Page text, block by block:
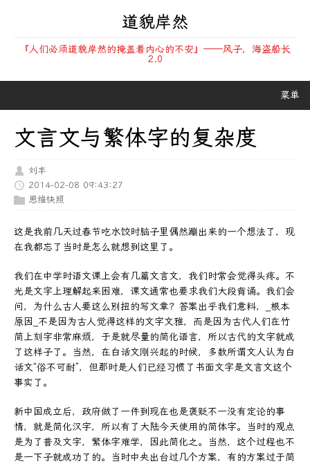
道貌岸然
『人们必须道貌岸然的掩盖着内心的不安』——风子，海盗船长
2.0
菜单
文言文与繁体字的复杂度
刘丰
2014-02-08 09:43:27
思维快照
这是我前几天过春节吃水饺时脑子里偶然蹦出来的一个想法了，现
在我都忘了当时是怎么就想到这里了。
我们在中学时语文课上会有几篇文言文，我们时常会觉得头疼。不
光是文字上理解起来困难，课文通常也要求我们大段背诵。我们会
问，为什么古人要这么别扭的写文章？答案出乎我们意料，_根本
原因_不是因为古人觉得这样的文字文雅，而是因为古代人们在竹
简上刻字非常麻烦，于是就尽量的简化语言，所以古代的文字就成
了这样子了。当然，在白话文刚兴起的时候，多数所谓文人认为白
话文“俗不可耐”，但那时是人们已经习惯了书面文字是文言文这个
事实了。
新中国成立后，政府做了一件到现在也是褒贬不一没有定论的事
情，就是简化汉字，所以有了大陆今天使用的简体字。当时的观点
是为了普及文字，繁体字难学，因此简化之。当然，这个过程也不
是一下子就成功了的。当时中央出台过几个方案，有的方案过于简